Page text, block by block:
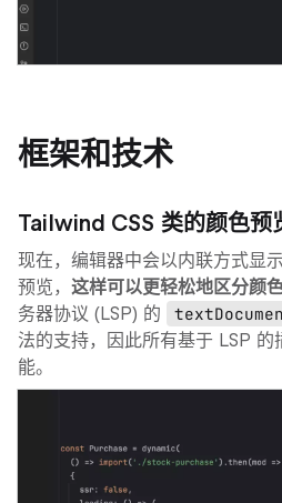
框架和技术
Tailwind CSS 类的颜色预
现在，编辑器中会以内联方式显
预览，这样可以更轻松地区分颜
务器协议 (LSP) 的
法的支持，因此所有基于 LSP
能。